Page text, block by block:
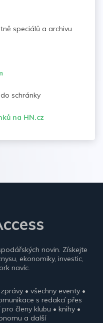
speciálů a archivu
schránky
na HN.cz
novin. Získejte
ekonomiky, investic,
navíc.
• všechny eventy •
s redakcí přes
členy klubu • knihy •
a další